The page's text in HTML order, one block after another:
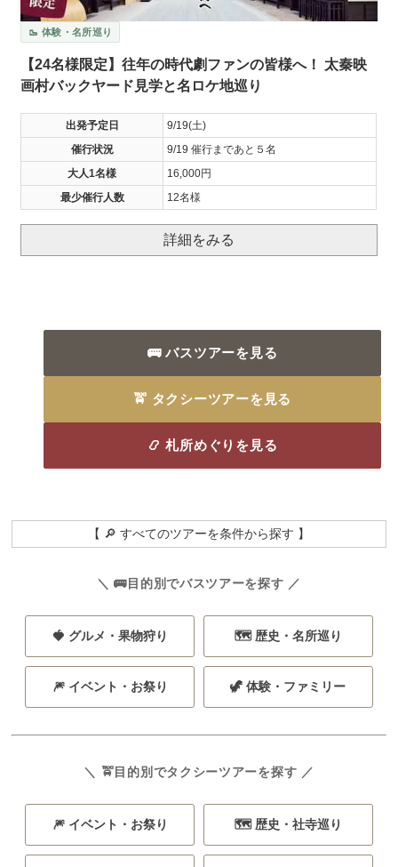
🥾 体験・名所巡り
【24名様限定】往年の時代劇ファンの皆様へ！ 太秦映
画村バックヤード見学と名ロケ地巡り
出発予定日
9/19(土)
催行状況
9/19 催行まであと５名
大人1名様
16,000円
最少催行人数
12名様
詳細をみる
🚌 バスツアーを見る
🚖 タクシーツアーを見る
📿 札所めぐりを見る
【 🔎 すべてのツアーを条件から探す 】
＼ 🚌目的別でバスツアーを探す ／
🍓 グルメ・果物狩り 🗺️ 歴史・名所巡り
🎆 イベント・お祭り 🦖 体験・ファミリー
＼ 🚖目的別でタクシーツアーを探す ／
🎆 イベント・お祭り 🗺️ 歴史・社寺巡り